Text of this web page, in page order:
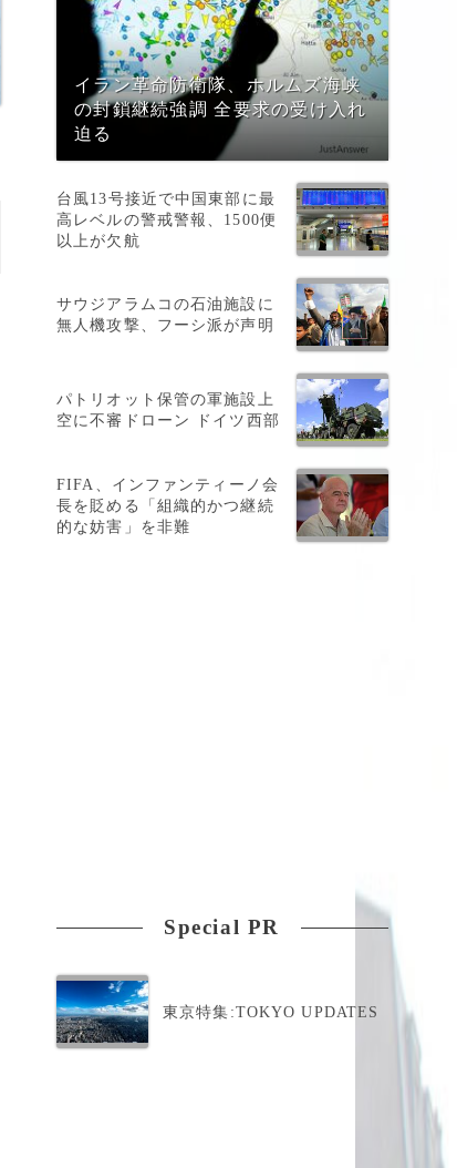
イラン革命防衛隊、ホルムズ海峡
の封鎖継続強調 全要求の受け入れ
迫る
台風13号接近で中国東部に最
高レベルの警戒警報、1500便
以上が欠航
サウジアラムコの石油施設に
無人機攻撃、フーシ派が声明
パトリオット保管の軍施設上
空に不審ドローン ドイツ西部
FIFA、インファンティーノ会
長を貶める「組織的かつ継続
的な妨害」を非難
Special PR
東京特集:TOKYO UPDATES